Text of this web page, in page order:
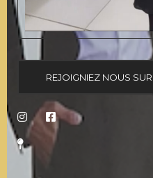
REJOIGNIEZ NOUS